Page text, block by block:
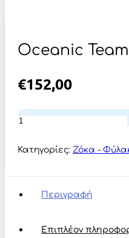
Oceanic
€152,00
Oceanic
Team
Tail
2.10m
Κατηγορίες: Ζόκα -
Περιγραφή
Επιπλέον